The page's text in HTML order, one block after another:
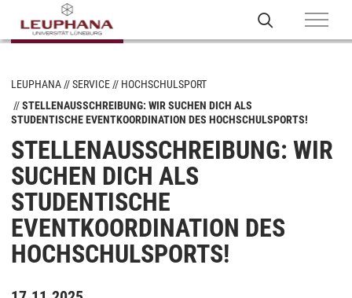
LEUPHANA SERVICE
HOCHSCHULSPORT
STELLENAUSSCHREIBUNG: WIR SUCHEN DICH ALS
STUDENTISCHE EVENTKOORDINATION DES HOCHSCHULSPORTS!
STELLENAUSSCHREIBUNG: WIR
SUCHEN DICH ALS
STUDENTISCHE
EVENTKOORDINATION DES
HOCHSCHULSPORTS!